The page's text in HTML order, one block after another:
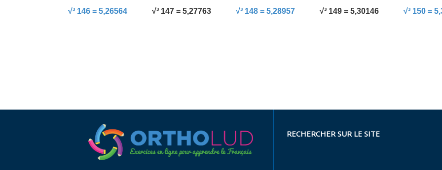
√³ 146 = 5,26564 √³ 147 = 5,27763 √³ 148 = 5,28957 √³ 149 = 5,30146 √³ 150 =
RECHERCHER SUR LE SITE